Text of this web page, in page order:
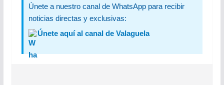
Únete a nuestro canal de WhatsApp para recibir
noticias directas y exclusivas:
Únete aquí al canal de Valaguela